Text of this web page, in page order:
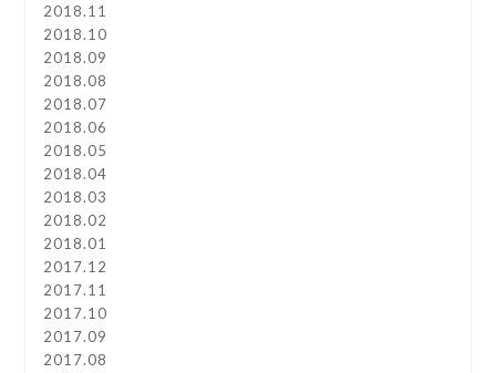
2018.11
2018.10
2018.09
2018.08
2018.07
2018.06
2018.05
2018.04
2018.03
2018.02
2018.01
2017.12
2017.11
2017.10
2017.09
2017.08